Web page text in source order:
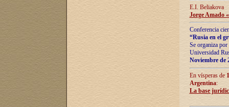
E.I. Beliakova
Jorge Amado
Conferencia
“Rusia en el
Se organiza
Universidad
Noviembre de
En vísperas de
Argentina:
La base